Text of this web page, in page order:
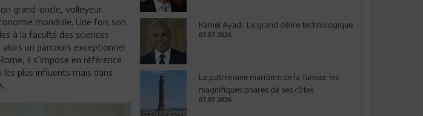
grand-oncle, volleyeur
mondiale. Une fois son
à la faculté des sciences
un parcours exceptionnel
il s’impose en référence
plus influents mais dans
Kamel Ayadi: Le grand délire technologique
07.07.2026
Le patrimoine maritime de la Tunisie: les
magnifiques phares de ses côtes
07.07.2026